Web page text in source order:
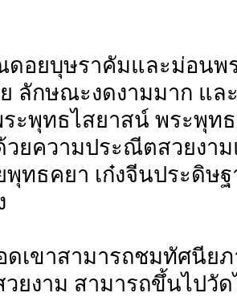
ดอยบุษราคัมและม่อนพ
ลักษณะงดงามมาก แล
ะพุทธไสยาสน์ พระพุท
วยความประณีตสวยงา
พุทธคยา เก๋งจีนประดิษ
ดเขาสามารถชมทัศนียภ
วยงาม สามารถขึ้นไปวั